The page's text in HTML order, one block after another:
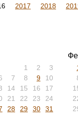
2017 2018
1 2
3
7 8 9
10
14 15 16
17
21 22 23
24
28 29 30 31